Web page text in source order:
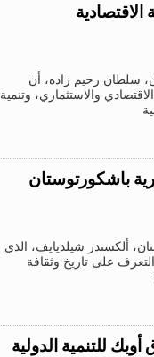
سلطان رحيم زاده، أن
والاستثماري، وتنمية
باشكورتوستان
ألكسندر شيلديايف، الذي
على تاريخ وثقافة
للتنمية الدولية